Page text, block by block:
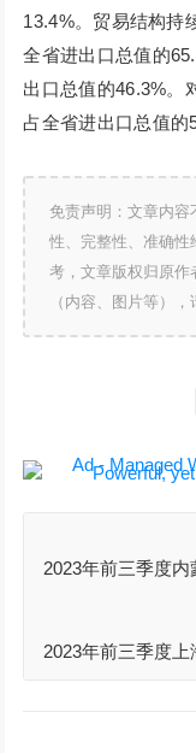
13.4%。贸易结构持
全省进出口总值的
出口总值的46.3%。
占全省进出口总值的
免责声明：文章内容
性、完整性、准确性
考，文章版权归原作
（内容、图片等）
2023年前三季度
2023年前三季度